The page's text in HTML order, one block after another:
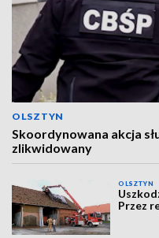
OLSZTYN
Skoordynowana akcja
zlikwidowany
OLSZTYN
Przez